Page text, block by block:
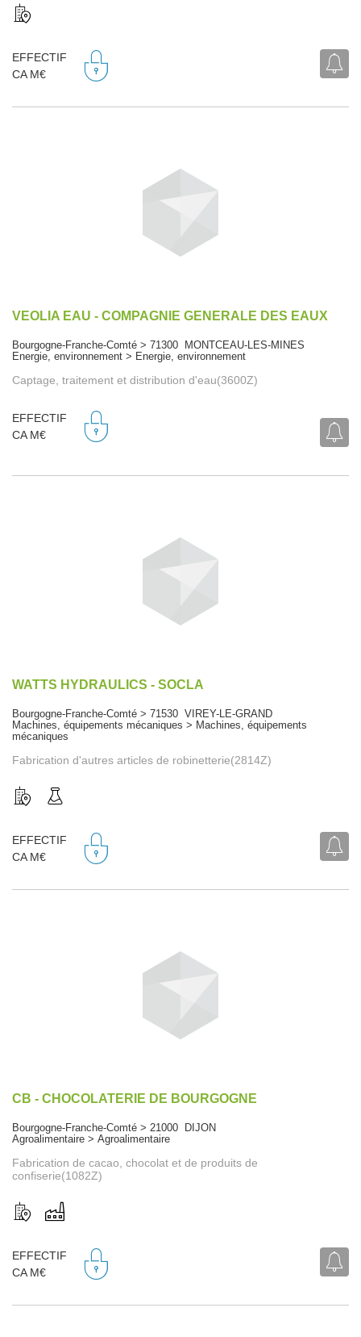
EFFECTIF
CA M€
VEOLIA EAU - COMPAGNIE GENERALE DES EAUX
Bourgogne-Franche-Comté > 71300 MONTCEAU-LES-MINES
Energie, environnement > Energie, environnement
Captage, traitement et distribution d'eau(3600Z)
EFFECTIF
CA M€
WATTS HYDRAULICS - SOCLA
Bourgogne-Franche-Comté > 71530 VIREY-LE-GRAND
Machines, équipements mécaniques > Machines, équipements
mécaniques
Fabrication d'autres articles de robinetterie(2814Z)
EFFECTIF
CA M€
CB - CHOCOLATERIE DE BOURGOGNE
Bourgogne-Franche-Comté > 21000 DIJON
Agroalimentaire > Agroalimentaire
Fabrication de cacao, chocolat et de produits de
confiserie(1082Z)
EFFECTIF
CA M€